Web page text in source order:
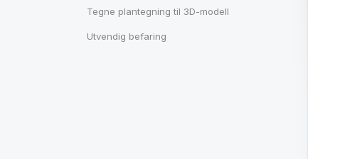
Tegne plantegning til 3D-modell
Utvendig befaring